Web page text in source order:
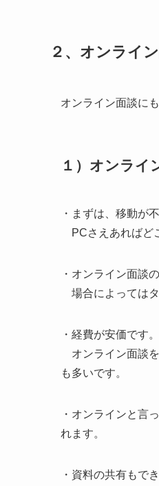
２、オンライ
オンライン面談に
１）オンライ
・まずは、移動が
PCさえあればど
・オンライン面談
場合によっては
・経費が安価です。
オンライン面談
も多いです。
・オンラインと言
れます。
・資料の共有もでき